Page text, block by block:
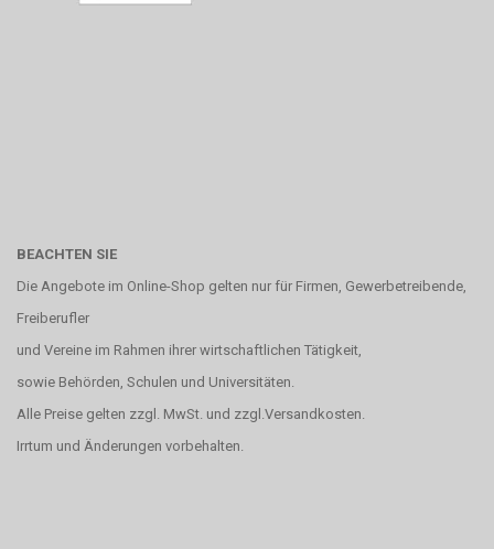
BEACHTEN SIE
Die Angebote im Online-Shop gelten nur für Firmen, Gewerbetreibende,
Freiberufler
und Vereine im Rahmen ihrer wirtschaftlichen Tätigkeit,
sowie Behörden, Schulen und Universitäten.
Alle Preise gelten zzgl. MwSt. und zzgl.Versandkosten.
Irrtum und Änderungen vorbehalten.